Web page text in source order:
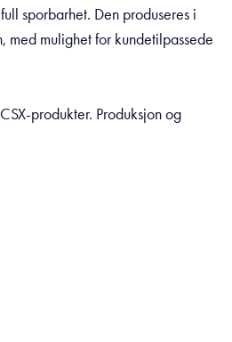
sporbarhet. Den produseres i
med mulighet for kundetilpassede
produkter. Produksjon og